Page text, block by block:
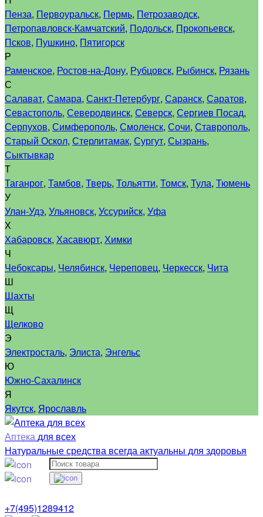
Пенза, Первоуральск, Пермь, Петрозаводск,
Петропавловск-Камчатский, Подольск, Прокопьевск,
Псков, Пушкино, Пятигорск
Р
Раменское, Ростов-на-Дону, Рубцовск, Рыбинск, Рязань
С
Салават, Самара, Санкт-Петербург, Саранск, Саратов,
Севастополь, Северодвинск, Северск, Сергиев Посад,
Серпухов, Симферополь, Смоленск, Сочи, Ставрополь,
Старый Оскол, Стерлитамак, Сургут, Сызрань,
Сыктывкар
Т
Таганрог, Тамбов, Тверь, Тольятти, Томск, Тула, Тюмень
У
Улан-Удэ, Ульяновск, Уссурийск, Уфа
Х
Хабаровск, Хасавюрт, Химки
Ч
Чебоксары, Челябинск, Череповец, Черкесск, Чита
Ш
Шахты
Щ
Щелково
Э
Электросталь, Элиста, Энгельс
Ю
Южно-Сахалинск
Я
Якутск, Ярославль
Аптекадля всех
Натуральные средства всегда актуальны для здоровья
+7(495)1289412